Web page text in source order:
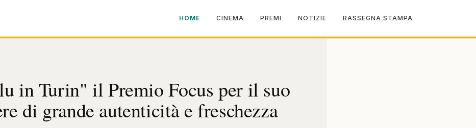
HOME CINEMA PREMI NOTIZIE RASSEGNA STAMPA
in Turin" il Premio Focus per il suo
di grande autenticità e freschezza